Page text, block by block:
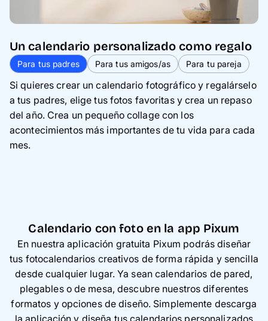
Un calendario personalizado como regalo
Para tus padres Para tus amigos/as Para tu pareja
Si quieres crear un calendario fotográfico y regalárselo
a tus padres, elige tus fotos favoritas y crea un repaso
del año. Crea un pequeño collage con los
acontecimientos más importantes de tu vida para cada
mes.
Calendario con foto en la app Pixum
En nuestra aplicación gratuita Pixum podrás diseñar
tus fotocalendarios creativos de forma rápida y sencilla
desde cualquier lugar. Ya sean calendarios de pared,
plegables o de mesa, descubre nuestros diferentes
formatos y opciones de diseño. Simplemente descarga